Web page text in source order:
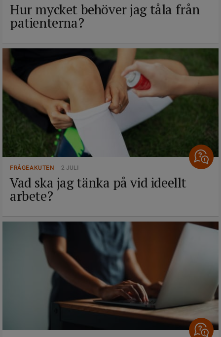
Hur mycket behöver jag tåla från
patienterna?
FRÅGEAKUTEN 2 JULI
Vad ska jag tänka på vid ideellt
arbete?